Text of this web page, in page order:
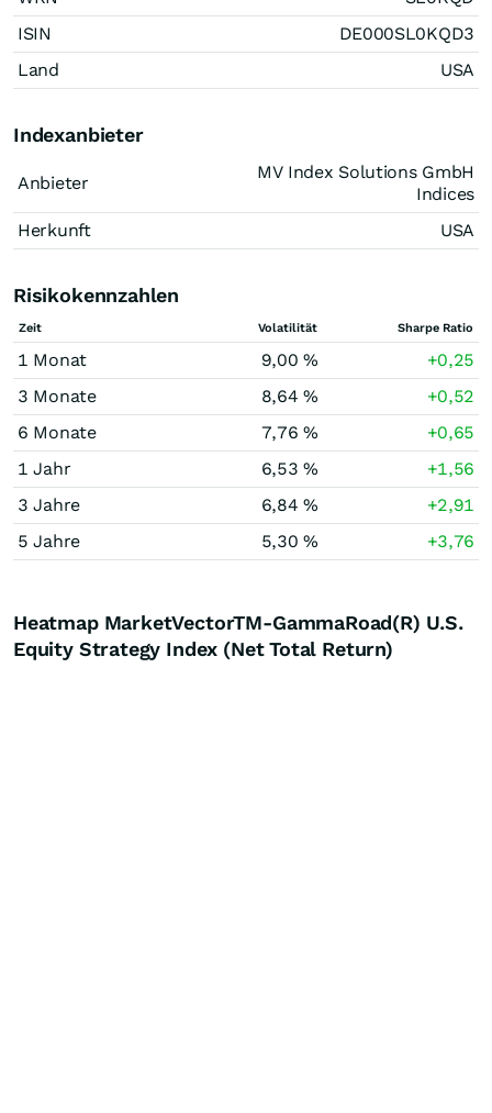
ISIN
DE000SL0KQD3
Land
USA
Indexanbieter
Anbieter
MV Index Solutions GmbH
Indices
Herkunft
USA
Risikokennzahlen
Zeit Volatilität Sharpe Ratio
1 Monat 9,00 %
+0,25
3 Monate
8,64 %
+0,52
6 Monate
7,76 %
+0,65
1 Jahr
6,53 %
+1,56
3 Jahre
6,84 %
+2,91
5 Jahre
5,30 % +3,76
Heatmap MarketVectorTM-GammaRoad(R) U.S.
Equity Strategy Index (Net Total Return)